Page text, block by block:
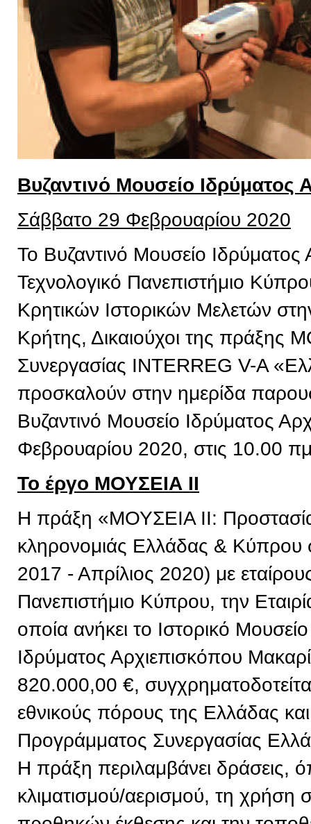
Βυζαντινό Μουσείο Ιδρύματος
Σάββατο 29 Φεβρουαρίου 2020
Το Βυζαντινό Μουσείο
Τεχνολογικό Πανεπιστήμιο
Κρητικών Ιστορικών Μελετών
Κρήτης, Δικαιούχοι της πράξης
Συνεργασίας INTERREG V-A
προσκαλούν στην ημερίδα
Βυζαντινό Μουσείο Ιδρύματος
Φεβρουαρίου 2020, στις 10.00
Το έργο ΜΟΥΣΕΙΑ ΙΙ
Η πράξη «ΜΟΥΣΕΙΑ ΙΙ: Προστασία
κληρονομιάς Ελλάδας & Κύπρου
2017 - Απρίλιος 2020) με
Πανεπιστήμιο Κύπρου, την
οποία ανήκει το Ιστορικό
Ιδρύματος Αρχιεπισκόπου
820.000,00 €,
εθνικούς πόρους της Ελλάδας
Προγράμματος Συνεργασίας
Η πράξη περιλαμβάνει δράσεις,
κλιματισμού/αερισμού, τη χρήση